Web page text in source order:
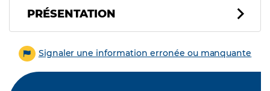
PRÉSENTATION
Signaler une information erronée ou manquante